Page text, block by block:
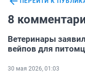
8
Ветеринары
вейпов для
30 мая 2026, 01:03